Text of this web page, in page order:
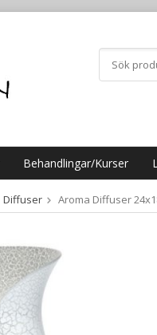
Behandlingar/Kurser
Diffuser Aroma Diffuser